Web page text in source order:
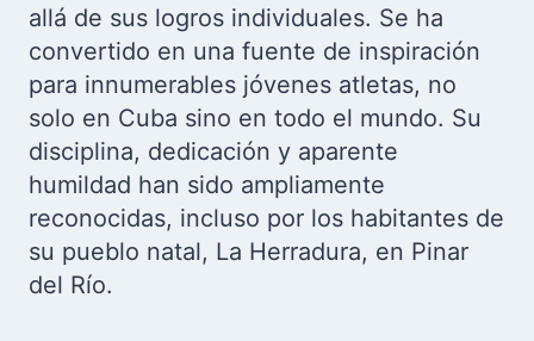
allá de sus logros individuales. Se ha
convertido en una fuente de inspiración
para innumerables jóvenes atletas, no
solo en Cuba sino en todo el mundo. Su
disciplina, dedicación y aparente
humildad han sido ampliamente
reconocidas, incluso por los habitantes de
su pueblo natal, La Herradura, en Pinar
del Río.